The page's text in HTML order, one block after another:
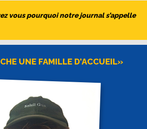
vous pourquoi notre journal s’appelle
UNE FAMILLE D’ACCUEIL»